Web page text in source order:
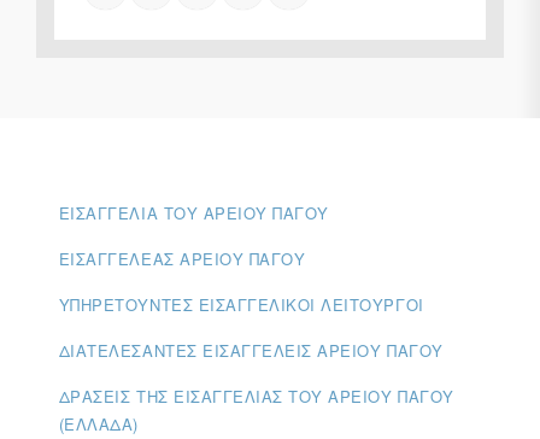
ΕΙΣΑΓΓΕΛΊΑ ΤΟΥ ΑΡΕΊΟΥ ΠΆΓΟΥ
ΕΙΣΑΓΓΕΛΈΑΣ ΑΡΕΊΟΥ ΠΆΓΟΥ
ΥΠΗΡΕΤΟΎΝΤΕΣ ΕΙΣΑΓΓΕΛΙΚΟΊ ΛΕΙΤΟΥΡΓΟΊ
ΔΙΑΤΕΛΈΣΑΝΤΕΣ ΕΙΣΑΓΓΕΛΕΊΣ ΑΡΕΊΟΥ ΠΆΓΟΥ
ΔΡΆΣΕΙΣ ΤΗΣ ΕΙΣΑΓΓΕΛΊΑΣ ΤΟΥ ΑΡΕΊΟΥ ΠΆΓΟΥ
(ΕΛΛΆΔΑ)